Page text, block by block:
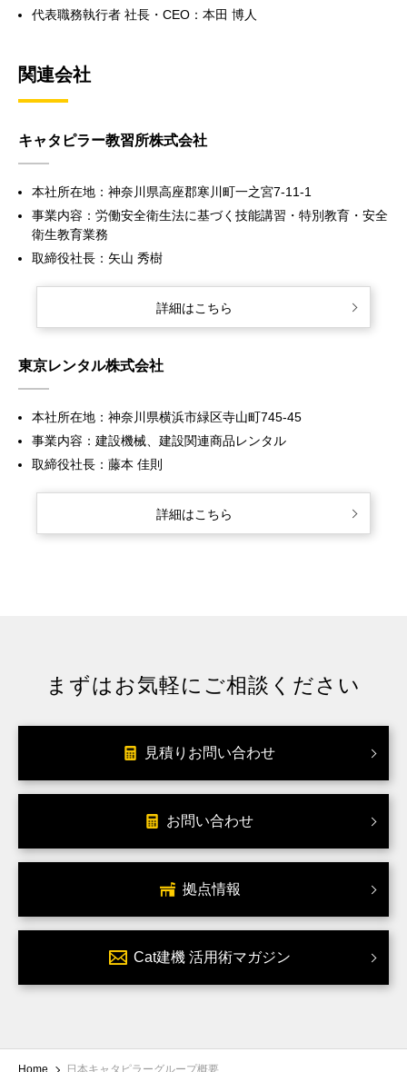
代表職務執行者 社長・CEO：本田 博人
関連会社
キャタピラー教習所株式会社
本社所在地：神奈川県高座郡寒川町一之宮7-11-1
事業内容：労働安全衛生法に基づく技能講習・特別教育・安全
衛生教育業務
取締役社長：矢山 秀樹
詳細はこちら
東京レンタル株式会社
本社所在地：神奈川県横浜市緑区寺山町745-45
事業内容：建設機械、建設関連商品レンタル
取締役社長：藤本 佳則
詳細はこちら
まずはお気軽にご相談ください
見積りお問い合わせ
お問い合わせ
拠点情報
Cat建機 活用術マガジン